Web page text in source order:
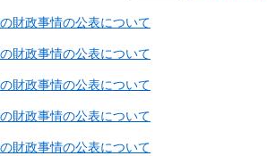
財政事情の公表について
財政事情の公表について
財政事情の公表について
財政事情の公表について
財政事情の公表について